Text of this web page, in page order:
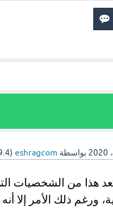
بواسطةeshragcom
(
هذا من الشخصيات
ورغم ذلك الأمر إلا